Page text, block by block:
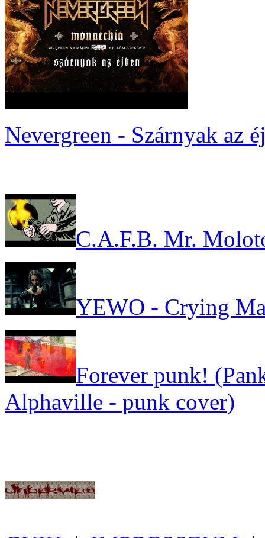
Nevergreen - Szárnyak az
C.A.F.B. Mr.
YEWO - Crying
Forever punk!
Alphaville - punk cover)